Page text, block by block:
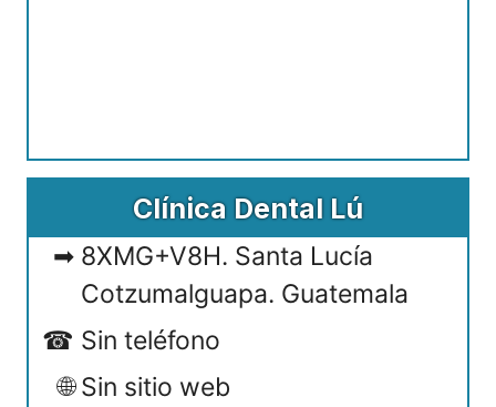
Clínica Dental Lú
8XMG+V8H. Santa Lucía
Cotzumalguapa. Guatemala
Sin teléfono
Sin sitio web